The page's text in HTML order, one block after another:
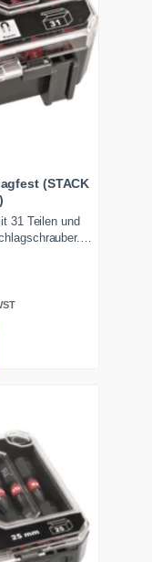
(STACK
31 Teilen und
PACK
auf dem